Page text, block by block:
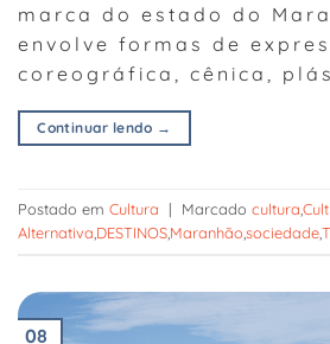
marca do estado do
envolve formas de
coreográfica, cênica,
Continuar lendo →
Postado em Cultura | Marcado cultura
Alternativa DESTINOSMaranhãosociedade
08